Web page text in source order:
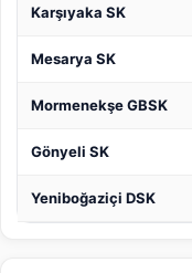
Karşıyaka SK
Mesarya SK
Mormenekşe GBSK
Gönyeli SK
Yeniboğaziçi DSK